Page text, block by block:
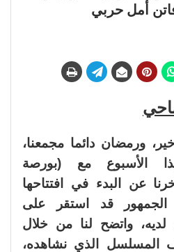
أمل حربي
ورمضان دائما مجمعنا،
الأسبوع مع (بورصة
عن البدء في افتتاحها
قد استقر على
لديه، واتضح لنا من خلال
المسلسل الذي نشاهده،